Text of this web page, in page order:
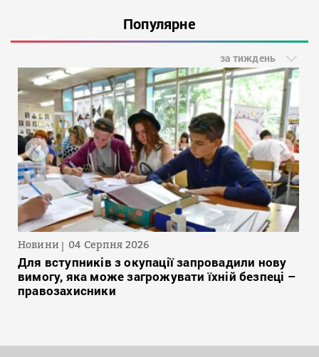
Популярне
за тиждень
Новини 04 Серпня 2026
Для вступників з окупації запровадили нову
вимогу, яка може загрожувати їхній безпеці –
правозахисники